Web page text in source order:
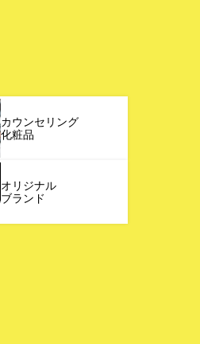
カウンセリング
化粧品
オリジナル
ブランド